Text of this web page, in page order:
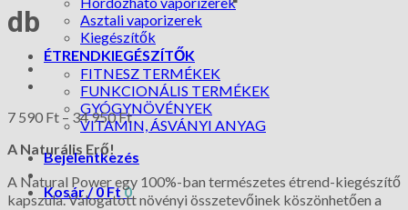
Asztali vaporizerek
Kiegészítők
ÉTRENDKIEGÉSZÍTŐK
FITNESZ TERMÉKEK
FUNKCIONÁLIS TERMÉKEK
GYÓGYNÖVÉNYEK
VITAMIN, ÁSVÁNYI ANYAG
Bejelentkezés
Kosár /0Ft0
db
7 590 Ft – 34 950Ft
A Naturális Erő!
A Natural Power egy 100%-ban természetes étrend-kiegészítő
kapszula. Válogatott növényi összetevőinek köszönhetően a